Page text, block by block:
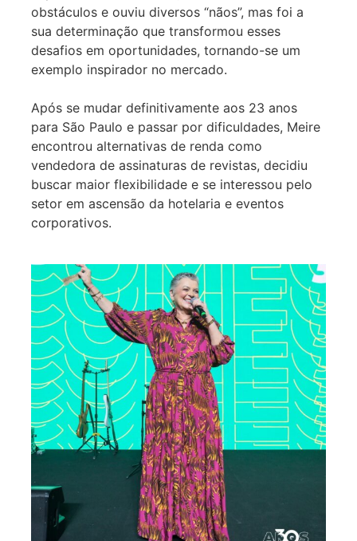
obstáculos e ouviu diversos “nãos”, mas foi a
sua determinação que transformou esses
desafios em oportunidades, tornando-se um
exemplo inspirador no mercado.
Após se mudar definitivamente aos 23 anos
para São Paulo e passar por dificuldades, Meire
encontrou alternativas de renda como
vendedora de assinaturas de revistas, decidiu
buscar maior flexibilidade e se interessou pelo
setor em ascensão da hotelaria e eventos
corporativos.